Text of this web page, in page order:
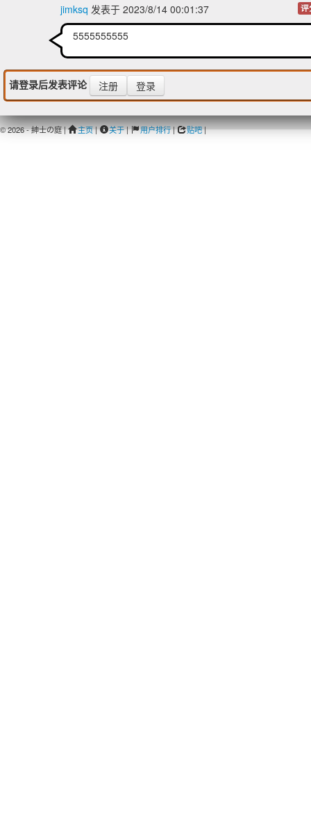
jimksq 发表于 2023/8/14 00:01:37 评
5555555555
请登录后发表评论 注册 登录
© 2026 - 紳士の庭 | 主页| 关于| 用户排行| 贴吧|